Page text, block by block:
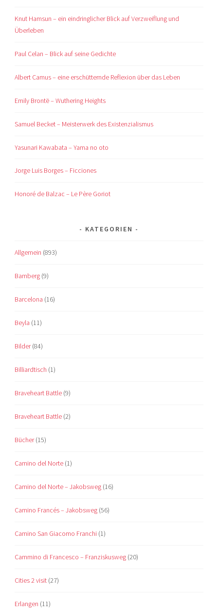
Knut Hamsun – ein eindringlicher Blick auf Verzweiflung und
Überleben
Paul Celan – Blick auf seine Gedichte
Albert Camus – eine erschütternde Reflexion über das Leben
Emily Brontë – Wuthering Heights
Samuel Becket – Meisterwerk des Existenzialismus
Yasunari Kawabata – Yama no oto
Jorge Luis Borges – Ficciones
Honoré de Balzac – Le Père Goriot
KATEGORIEN
Allgemein (893)
Bamberg (9)
Barcelona (16)
Beyla (11)
Bilder(84)
Billiardtisch (1)
Braveheart Battle (9)
Braveheart Battle (2)
Bücher(15)
Camino del Norte (1)
Camino del Norte – Jakobsweg (16)
Camino Francés – Jakobsweg (56)
Camino San Giacomo Franchi (1)
Cammino di Francesco – Franziskusweg (20)
Cities 2 visit (27)
Erlangen (11)